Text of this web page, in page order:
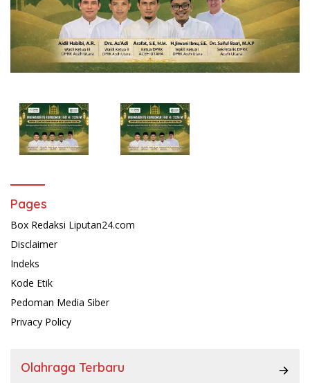
Pages
Box Redaksi Liputan24.com
Disclaimer
Indeks
Kode Etik
Pedoman Media Siber
Privacy Policy
Olahraga Terbaru